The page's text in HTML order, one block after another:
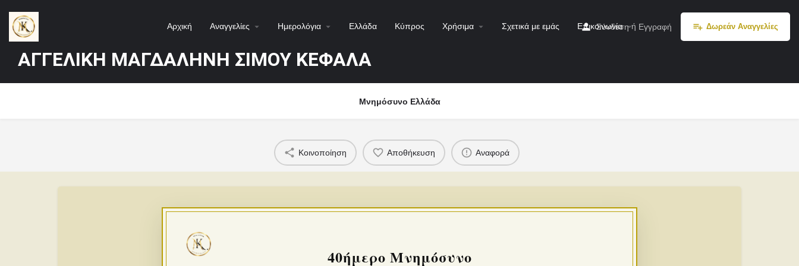
Αρχική Αναγγελίες Ημερολόγια Ελλάδα Κύπρος Χρήσιμα Σχετικά με εμάς Επικοινωνία
Σύνδεση ή Εγγραφή Δωρεάν Αναγγελίες
ΑΓΓΕΛΙΚΗ ΜΑΓΔΑΛΗΝΗ ΣΙΜΟΥ ΚΕΦΑΛΑ
Μνημόσυνο Ελλάδα
Κοινοποίηση Αποθήκευση Αναφορά
40ήμερο Μνημόσυνο